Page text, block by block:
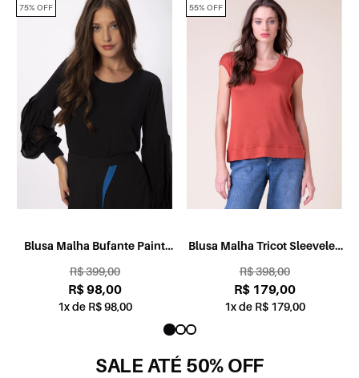
Blusa Malha Bufante Paint
R$ 399,00
R$ 98,00
1x de R$ 98,00
75% OFF
Blusa Malha Tricot Sleeveles
R$ 398,00
R$ 179,00
1x de R$ 179,00
55% OFF
SALE ATÉ 50% OFF